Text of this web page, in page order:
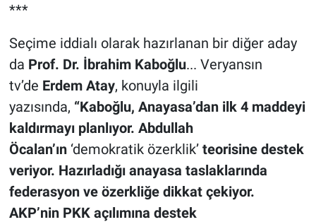
***
Seçime iddialı olarak hazırlanan bir diğer aday
da Prof. Dr. İbrahim Kaboğlu... Veryansın
tv’de Erdem Atay, konuyla ilgili
yazısında, “Kaboğlu, Anayasa’dan ilk 4 maddeyi
kaldırmayı planlıyor. Abdullah
Öcalan’ın‘demokratik özerklik’ teorisine destek
veriyor. Hazırladığı anayasa taslaklarında
federasyon ve özerkliğe dikkat çekiyor.
AKP’nin PKK açılımına destek